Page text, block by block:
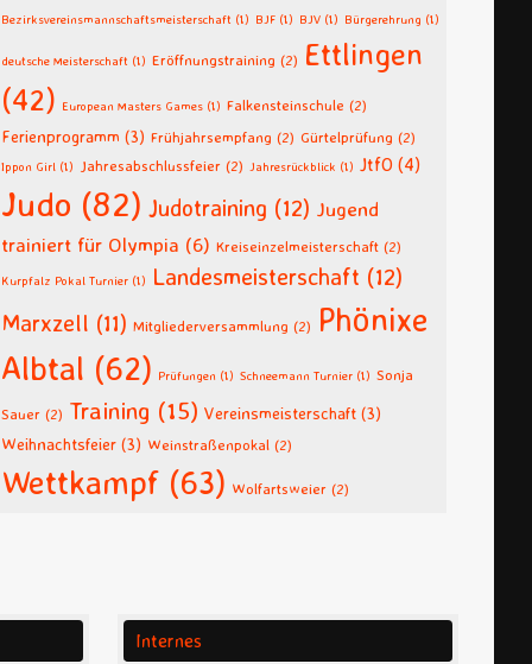
Bezirksvereinsmannschaftsmeisterschaft (1) BJF (1) BJV (1) Bürgerehrung (1)
deutsche Meisterschaft (1) Eröffnungstraining (2) Ettlingen
(42) European Masters Games (1) Falkensteinschule (2)
Ferienprogramm (3) Frühjahrsempfang (2) Gürtelprüfung (2)
Ippon Girl (1) Jahresabschlussfeier (2) Jahresrückblick (1) JtfO (4)
Judo (82) Judotraining (12) Jugend
trainiert für Olympia (6) Kreiseinzelmeisterschaft (2)
Kurpfalz Pokal Turnier (1) Landesmeisterschaft (12)
Marxzell (11) Mitgliederversammlung (2) Phönixe
Albtal (62) Prüfungen (1) Schneemann Turnier (1) Sonja
Sauer (2) Training (15) Vereinsmeisterschaft (3)
Weihnachtsfeier (3) Weinstraßenpokal (2)
Wettkampf (63) Wolfartsweier (2)
Internes